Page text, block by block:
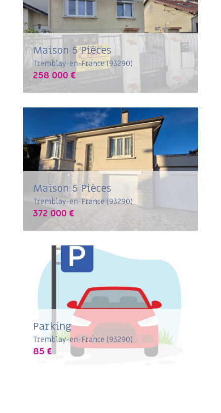
Maison 5 Pièces
Tremblay-en-France (93290)
258 000 €
Maison 5 Pièces
Tremblay-en-France (93290)
372 000 €
Parking
Tremblay-en-France (93290)
85 €